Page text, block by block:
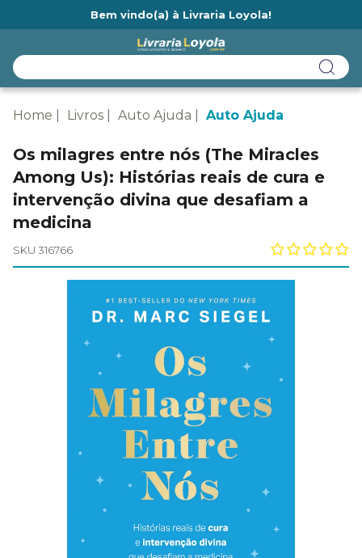
Bem vindo(a) à Livraria Loyola!
Home Livros Auto Ajuda Auto Ajuda
Os milagres entre nós (The Miracles
Among Us): Histórias reais de cura e
intervenção divina que desafiam a
medicina
SKU 316766